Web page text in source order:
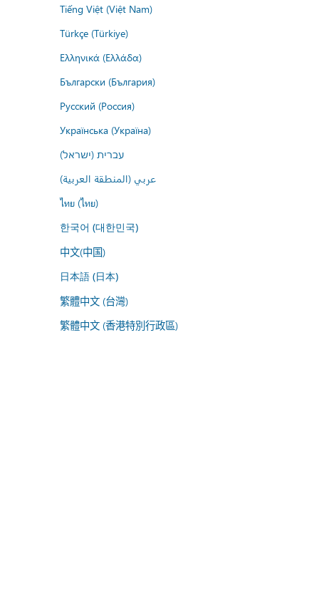
Tiếng Việt (Việt Nam)
Türkçe (Türkiye)
Ελληνικά (Ελλάδα)
Български (България)
Русский (Россия)
Українська (Україна)
עברית (ישראל)
عربي (المنطقة العربية)
ไทย (ไทย)
한국어 (대한민국)
中文(中国)
日本語 (日本)
繁體中文 (台灣)
繁體中文 (香港特別行政區)